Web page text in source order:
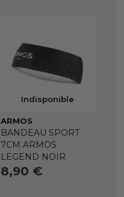
Indisponible
ARMOS
BANDEAU SPORT
7CM ARMOS
LEGEND NOIR
8,90 €